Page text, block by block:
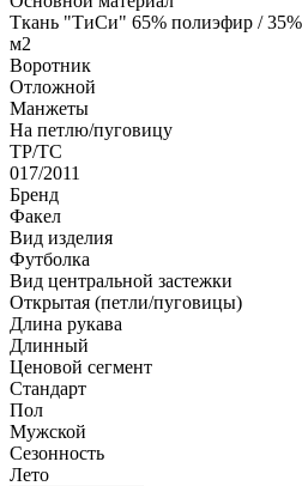
Ткань "ТиСи" 65% полиэфир / 35%
м2
Воротник
Отложной
Манжеты
На петлю/пуговицу
ТР/ТС
017/2011
Бренд
Факел
Вид изделия
Футболка
Вид центральной застежки
Открытая (петли/пуговицы)
Длина рукава
Длинный
Ценовой сегмент
Стандарт
Пол
Мужской
Сезонность
Лето